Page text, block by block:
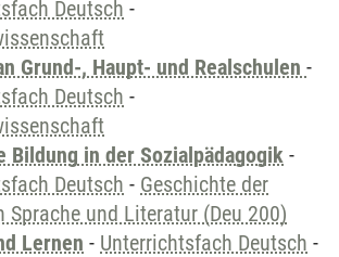
Deutsch -
Grund-, Haupt- und Realschulen -
Deutsch -
Bildung in der Sozialpädagogik -
Deutsch - Geschichte der
Sprache und Literatur (Deu 200)
Lernen - Unterrichtsfach Deutsch -